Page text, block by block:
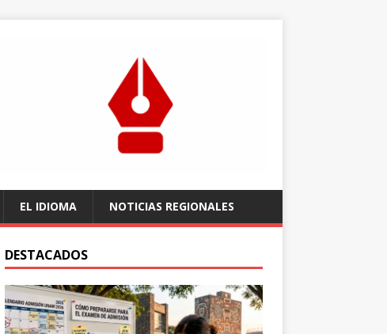
EL IDIOMA NOTICIAS REGIONALES
DESTACADOS